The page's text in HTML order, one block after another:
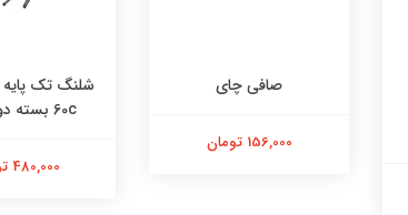
صافی چای
156,000 تومان
60c بسته دو عددی
480,000 تومان